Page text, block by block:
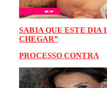
SABIA QUE ESTE DIA
CHEGAR”
PROCESSO CONTRA